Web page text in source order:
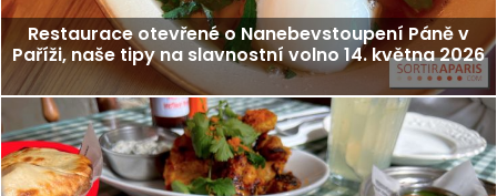
Restaurace otevřené o Nanebevstoupení Páně v
Paříži, naše tipy na slavnostní volno 14. května 2026